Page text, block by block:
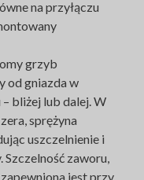
na przyłączu
grzyb
od gniazda w
bliżej lub dalej. W
sprężyna
uszczelnienie i
zaworu,
jest przy